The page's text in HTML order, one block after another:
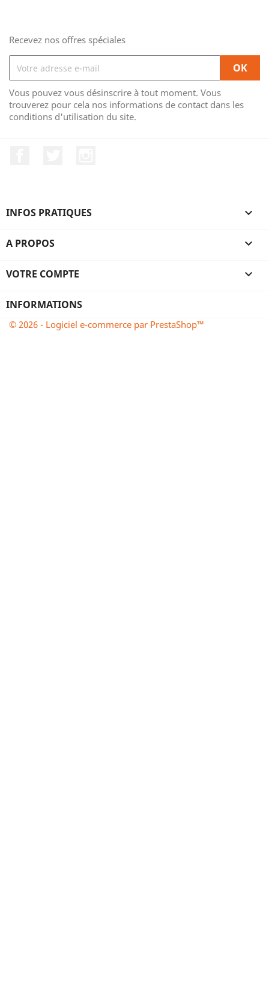
Recevez nos offres spéciales
Vous pouvez vous désinscrire à tout moment. Vous
trouverez pour cela nos informations de contact dans les
conditions d'utilisation du site.
INFOS PRATIQUES 
A PROPOS 
VOTRE COMPTE 
INFORMATIONS
© 2026 - Logiciel e-commerce par PrestaShop™